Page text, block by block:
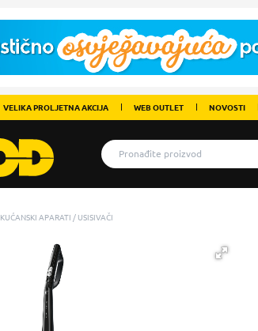
VELIKA PROLJETNA AKCIJA WEB OUTLET NOVOSTI
KUĆANSKI APARATI USISIVAČI